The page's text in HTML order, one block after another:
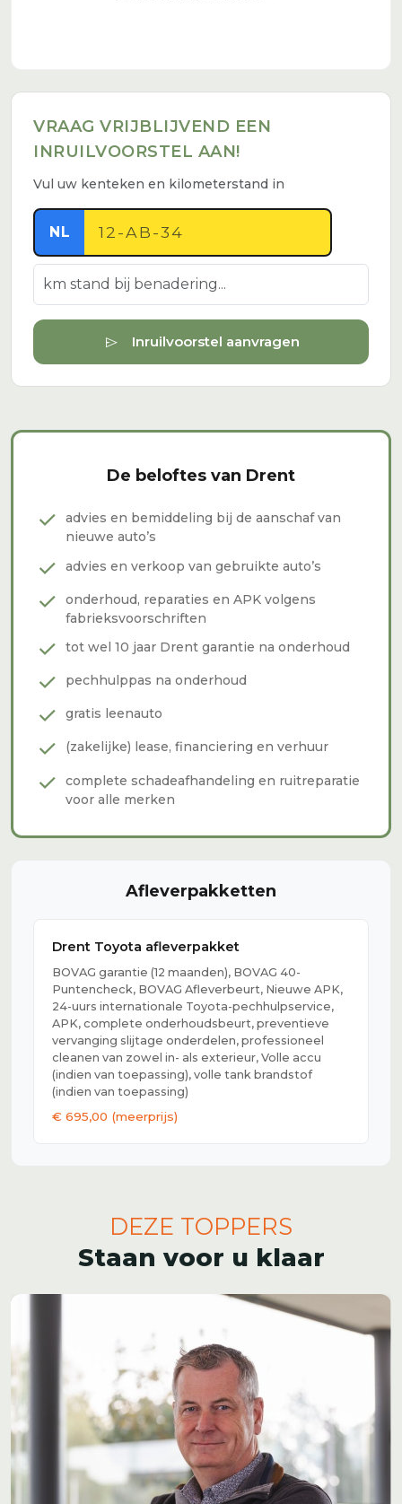
VRAAG VRIJBLIJVEND EEN
INRUILVOORSTEL AAN!
Vul uw kenteken en kilometerstand in
NL
send Inruilvoorstel aanvragen
De beloftes van Drent
check
advies en bemiddeling bij de aanschaf van
nieuwe auto’s
check advies en verkoop van gebruikte auto’s
check
onderhoud, reparaties en APK volgens
fabrieksvoorschriften
check tot wel 10 jaar Drent garantie na onderhoud
check pechhulppas na onderhoud
check gratis leenauto
check (zakelijke) lease, financiering en verhuur
check
complete schadeafhandeling en ruitreparatie
voor alle merken
Afleverpakketten
Drent Toyota afleverpakket
BOVAG garantie (12 maanden), BOVAG 40-
Puntencheck, BOVAG Afleverbeurt, Nieuwe APK,
24-uurs internationale Toyota-pechhulpservice,
APK, complete onderhoudsbeurt, preventieve
vervanging slijtage onderdelen, professioneel
cleanen van zowel in- als exterieur, Volle accu
(indien van toepassing), volle tank brandstof
(indien van toepassing)
€ 695,00 (meerprijs)
DEZE TOPPERS
Staan voor u klaar